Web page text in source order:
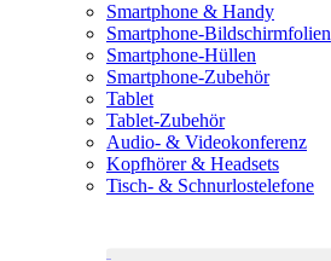
Smartphone & Handy
Smartphone-Bildschirmfolien
Smartphone-Hüllen
Smartphone-Zubehör
Tablet
Tablet-Zubehör
Audio- & Videokonferenz
Kopfhörer & Headsets
Tisch- & Schnurlostelefone